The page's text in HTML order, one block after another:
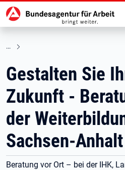
zu den Hauptinhalten springen
Hauptnavigation
Gestalten Sie
Zukunft -
der
Sachsen-
Beratung vor Ort – bei der IHK,